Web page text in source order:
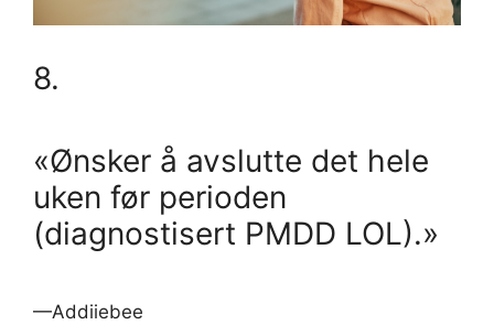
8.
«Ønsker å avslutte det hele
uken før perioden
(diagnostisert PMDD LOL).»
—Addiiebee